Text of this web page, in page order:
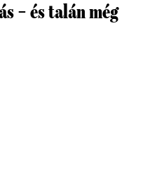
– és talán még